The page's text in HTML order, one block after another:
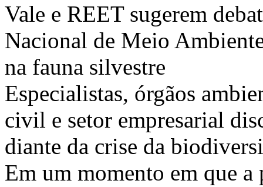
Vale e REET sugerem
Nacional de Meio
na fauna silvestre
Especialistas, órgãos
civil e setor empresarial
diante da crise da
Em um momento em que a